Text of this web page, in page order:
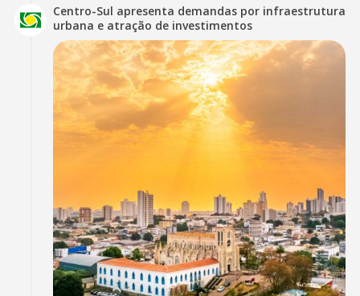
Centro-Sul apresenta demandas por infraestrutura
urbana e atração de investimentos